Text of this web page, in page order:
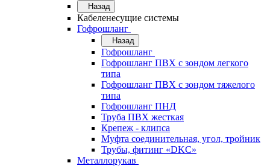
Назад
Кабеленесущие системы
Гофрошланг
Назад
Гофрошланг
Гофрошланг ПВХ с зондом легкого
типа
Гофрошланг ПВХ с зондом тяжелого
типа
Гофрошланг ПНД
Труба ПВХ жесткая
Крепеж - клипса
Муфта соединительная, угол, тройник
Трубы, фитинг «DKC»
Металлорукав